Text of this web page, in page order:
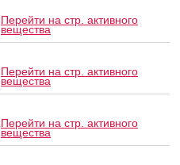
Перейти на стр. активного
вещества
Перейти на стр. активного
вещества
Перейти на стр. активного
вещества